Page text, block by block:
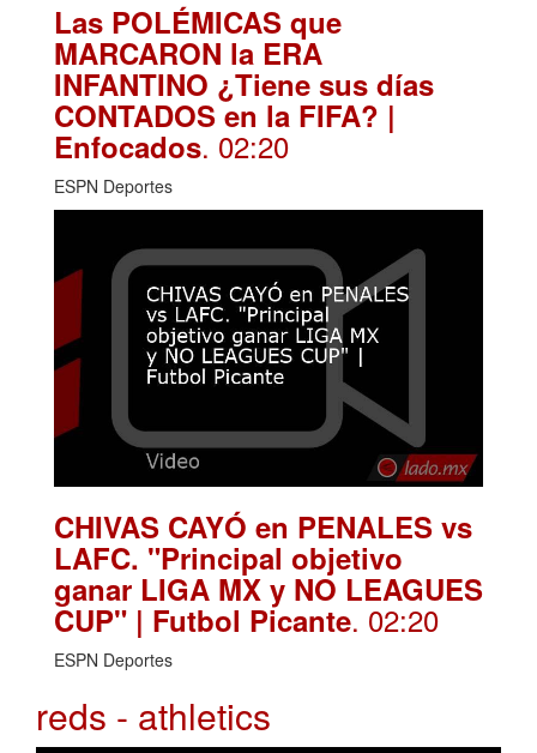
Las POLÉMICAS que
MARCARON la ERA
INFANTINO ¿Tiene sus días
CONTADOS en la FIFA? |
Enfocados. 02:20
ESPN Deportes
CHIVAS CAYÓ en PENALES vs
LAFC. "Principal objetivo
ganar LIGA MX y NO LEAGUES
CUP" | Futbol Picante. 02:20
ESPN Deportes
reds - athletics